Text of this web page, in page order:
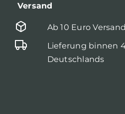
Versand
Ab 10 Euro
Lieferung binnen
Deutschlands